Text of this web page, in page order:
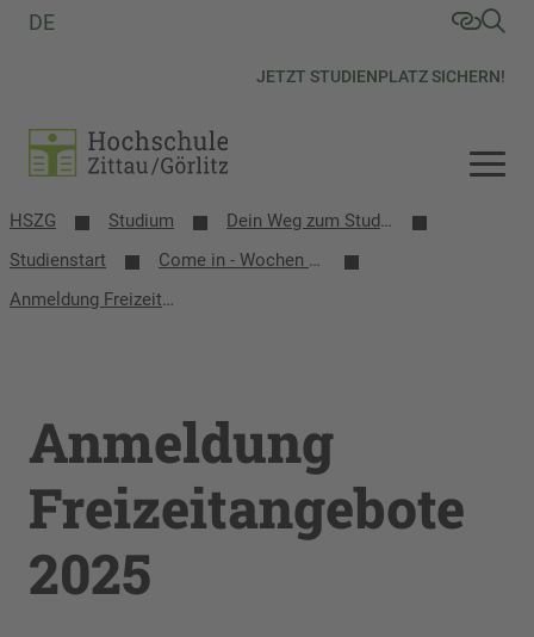
JETZT STUDIENPLATZ SICHERN!
DE
HSZG Studium
Dein Weg zum Studium
Studienstart
Come in - Wochen an deiner Hochschule
Anmeldung Freizeitangebote 2025
Anmeldung
Freizeitangebote
2025